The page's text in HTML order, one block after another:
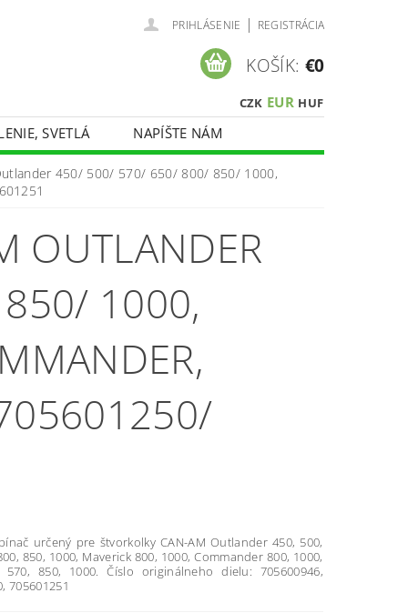
PRIHLÁSENIE | REGISTRÁCIA
CZK EUR HUF
KOŠÍK: €0
SVETLÁ NAPÍŠTE NÁM
450/ 500/ 570/ 650/ 800/ 850/ 1000,
OUTLANDER
1000,
určený pre štvorkolky CAN-AM Outlander 450, 500,
850, 1000, Maverick 800, 1000, Commander 800, 1000,
570, 850, 1000. Číslo originálneho dielu: 705600946,
705601251